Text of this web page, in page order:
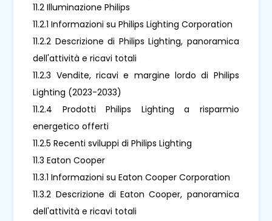
11.2 Illuminazione Philips
11.2.1 Informazioni su Philips Lighting Corporation
11.2.2 Descrizione di Philips Lighting, panoramica
dell'attività e ricavi totali
11.2.3 Vendite, ricavi e margine lordo di Philips
Lighting (2023-2033)
11.2.4 Prodotti Philips Lighting a risparmio
energetico offerti
11.2.5 Recenti sviluppi di Philips Lighting
11.3 Eaton Cooper
11.3.1 Informazioni su Eaton Cooper Corporation
11.3.2 Descrizione di Eaton Cooper, panoramica
dell'attività e ricavi totali